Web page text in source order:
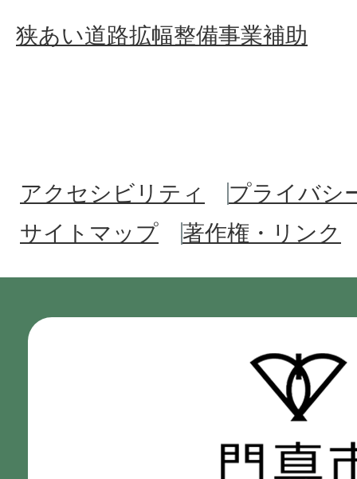
狭あい道路拡幅整備事業補助
アクセシビリティ
プライバシ
サイトマップ
著作権・リンク
市